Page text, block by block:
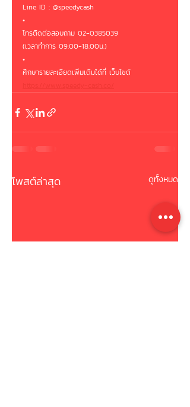
Line ID : @speedycash
•
โทรติดต่อสอบถาม 02-0385039
(เวลาทำการ 09:00-18:00น.)
•
ศึกษารายละเอียดเพิ่มเติมได้ที่ เว็บไซต์
โพสต์ล่าสุด ดูทั้งหมด